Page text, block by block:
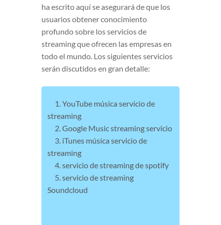
ha escrito aquí se asegurará de que los
usuarios obtener conocimiento
profundo sobre los servicios de
streaming que ofrecen las empresas en
todo el mundo. Los siguientes servicios
serán discutidos en gran detalle:
1. YouTube música servicio de
streaming
2. Google Music streaming servicio
3. iTunes música servicio de
streaming
4. servicio de streaming de spotify
5. servicio de streaming
Soundcloud